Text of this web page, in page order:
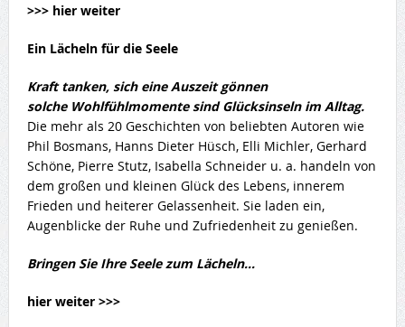
>>> hier weiter
Ein Lächeln für die Seele
Kraft tanken, sich eine Auszeit gönnen
solche Wohlfühlmomente sind Glücksinseln im Alltag.
Die mehr als 20 Geschichten von beliebten Autoren wie
Phil Bosmans, Hanns Dieter Hüsch, Elli Michler, Gerhard
Schöne, Pierre Stutz, Isabella Schneider u. a. handeln von
dem großen und kleinen Glück des Lebens, innerem
Frieden und heiterer Gelassenheit. Sie laden ein,
Augenblicke der Ruhe und Zufriedenheit zu genießen.
Bringen Sie Ihre Seele zum Lächeln…
hier weiter >>>